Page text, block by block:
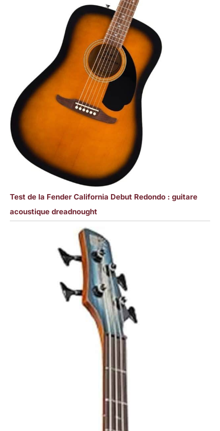
Test de la Fender California Debut Redondo : guitare
acoustique dreadnought